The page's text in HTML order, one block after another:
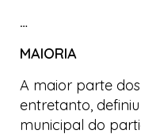
…
MAIORIA
A maior parte
entretanto,
municipal do